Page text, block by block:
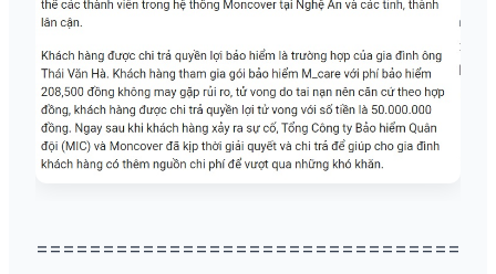
================================